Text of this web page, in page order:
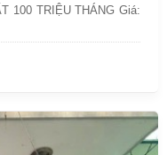
100 TRIỆU THÁNG Giá: